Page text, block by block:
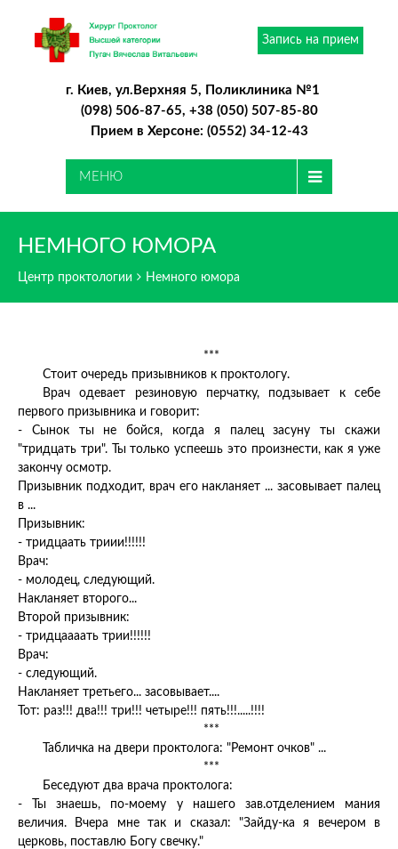
Запись на прием
г. Киев, ул.Верхняя 5, Поликлиника №1
(098) 506-87-65, +38 (050) 507-85-80
Прием в Херсоне: (0552) 34-12-43
МЕНЮ ОТПРАВИТЬ
НЕМНОГО ЮМОРА
Центр проктологии Немного юмора
***
Стоит очередь призывников к проктологу.
Врач одевает резиновую перчатку, подзывает к себе
первого призывника и говорит:
- Сынок ты не бойся, когда я палец засуну ты скажи
"тридцать три". Ты только успеешь это произнести, как я уже
закончу осмотр.
Призывник подходит, врач его накланяет ... засовывает палец
в ...
Призывник:
- тридцаать триии!!!!!!
Врач:
- молодец, следующий.
Накланяет второго...
Второй призывник:
- тридцаааать трии!!!!!!
Врач:
- следующий.
Накланяет третьего... засовывает....
Тот: раз!!! два!!! три!!! четыре!!! пять!!!.....!!!!
***
Табличка на двери проктолога: "Ремонт очков" ...
***
Беседуют два врача проктолога:
- Ты знаешь, по-моему у нашего зав.отделением мания
величия. Вчера мне так и сказал: "Зайду-ка я вечером в
церковь, поставлю Богу свечку."